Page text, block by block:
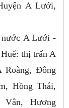
A Lưới,
A Lưới -
thị trấn A
Đông
Hồng Thái,
Vân, Hương